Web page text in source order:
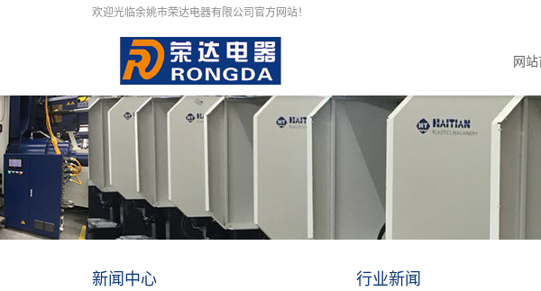
欢迎光临余姚市荣达电器有限公司官方网站！
网
行业新闻
新闻中心